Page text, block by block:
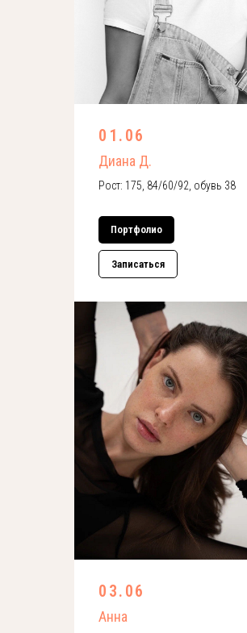
01.06
Диана Д.
Рост: 175, 84/60/92, обувь 38
Портфолио
Записаться
03.06
Анна